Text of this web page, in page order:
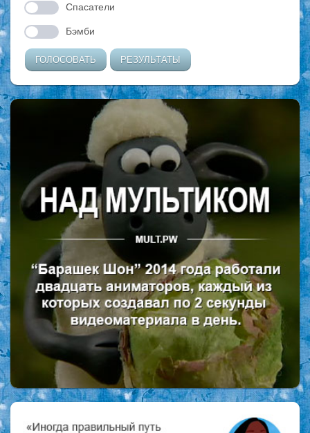
Спасатели
Бэмби
ГОЛОСОВАТЬ РЕЗУЛЬТАТЫ